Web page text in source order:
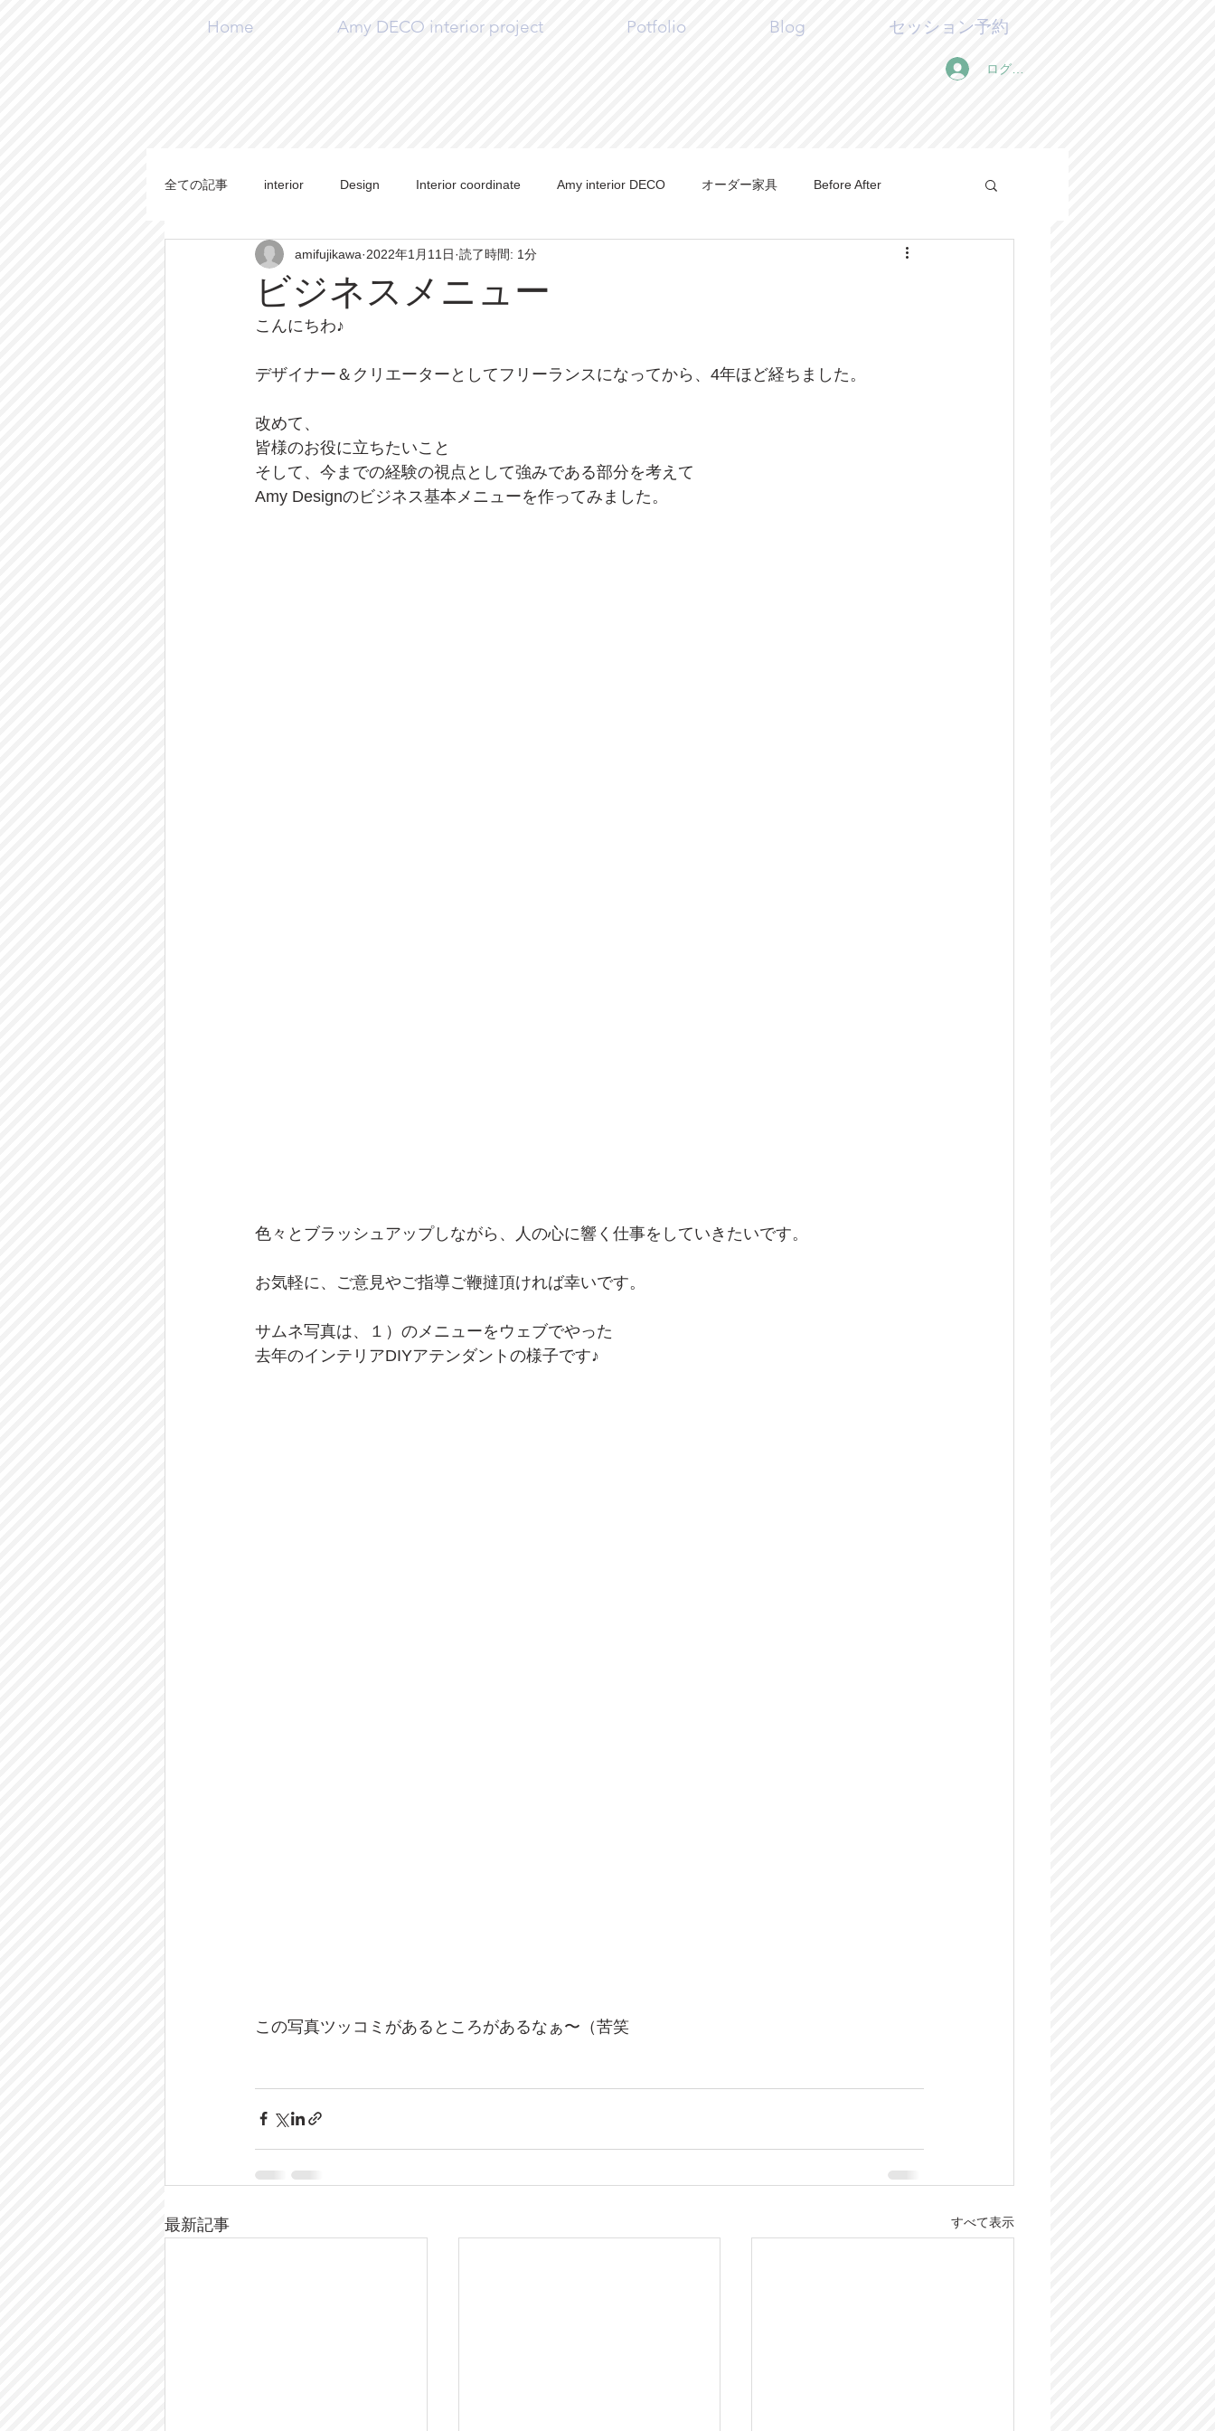
Home Amy DECO interior project Potfolio Blog セッション予約
ログイン
全ての記事 interior Design Interior coordinate Amy interior DECO オーダー家具 Before After
Handmade DIY Craft
ビジネスメニュー
amifujikawa 2022年1月11日 読了時間: 1分
こんにちわ♪
デザイナー＆クリエーターとしてフリーランスになってから、4年ほど経ちました。
改めて、
皆様のお役に立ちたいこと
そして、今までの経験の視点として強みである部分を考えて
Amy Designのビジネス基本メニューを作ってみました。
色々とブラッシュアップしながら、人の心に響く仕事をしていきたいです。
お気軽に、ご意見やご指導ご鞭撻頂ければ幸いです。
サムネ写真は、１）のメニューをウェブでやった
去年のインテリアDIYアテンダントの様子です♪
この写真ツッコミがあるところがあるなぁ〜（苦笑
最新記事 すべて表示